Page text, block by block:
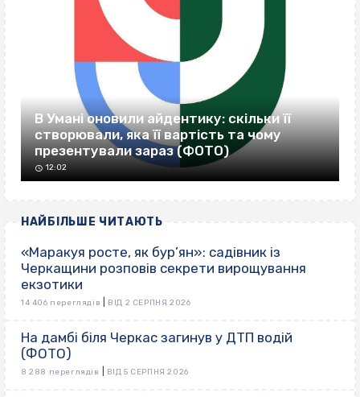
В Умані оновили айдентику: скільки її
створювали, яка її вартість та чому
презентували зараз (ФОТО)
12:02
НАЙБІЛЬШЕ ЧИТАЮТЬ
«Маракуя росте, як бур’ян»: садівник із
Черкащини розповів секрети вирощування
екзотики
14 406 переглядів ВІД 2 СЕРПНЯ 2026
На дамбі біля Черкас загинув у ДТП водій
(ФОТО)
8 288 переглядів ВІД 5 СЕРПНЯ 2026